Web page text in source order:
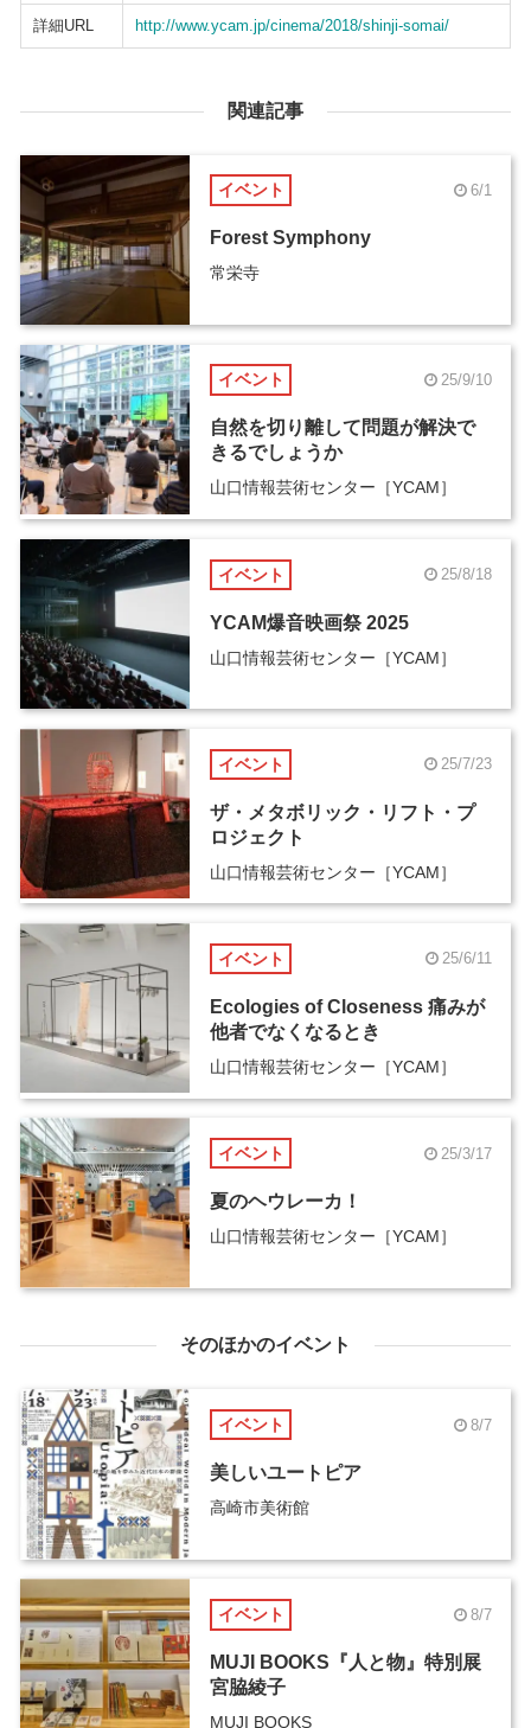
詳細URL http://www.ycam.jp/cinema/2018/shinji-somai/
関連記事
イベント 6/1
Forest Symphony
常栄寺
イベント 25/9/10
自然を切り離して問題が解決で
きるでしょうか
山口情報芸術センター［YCAM］
イベント 25/8/18
YCAM爆音映画祭 2025
山口情報芸術センター［YCAM］
イベント 25/7/23
ザ・メタボリック・リフト・プ
ロジェクト
山口情報芸術センター［YCAM］
イベント 25/6/11
Ecologies of Closeness 痛みが
他者でなくなるとき
山口情報芸術センター［YCAM］
イベント 25/3/17
夏のヘウレーカ！
山口情報芸術センター［YCAM］
そのほかのイベント
イベント 8/7
美しいユートピア
高崎市美術館
イベント 8/7
MUJI BOOKS『人と物』特別展
宮脇綾子
MUJI BOOKS